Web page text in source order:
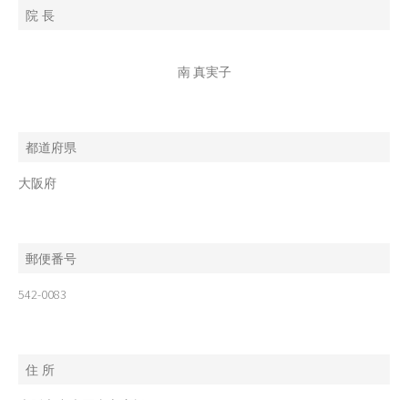
院 長
南 真実子
都道府県
大阪府
郵便番号
542-0083
住 所